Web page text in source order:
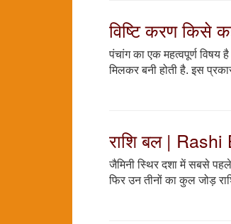
विष्टि करण किसे
पंचांग का एक महत्वपूर्ण
मिलकर बनी होती है. इस
राशि बल | Rashi
जैमिनी स्थिर दशा में सबसे
फिर उन तीनों का कुल जोड़